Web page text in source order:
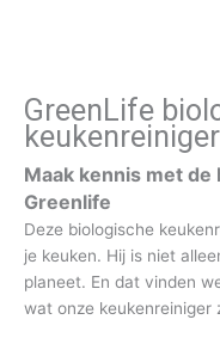
GreenLife
keukenreiniger
Maak kennis met
Greenlife
Deze biologische
je keuken. Hij is niet
planeet. En dat vinden
wat onze keukenreiniger